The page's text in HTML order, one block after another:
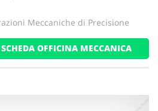
Meccaniche di Precisione
OFFICINA MECCANICA